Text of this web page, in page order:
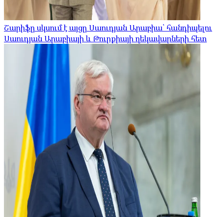
Շարիֆը սկսում է այցը Սաուդյան Արաբիա՝ հանդիպելու
Սաուդյան Արաբիայի և Թուրքիայի ղեկավարների հետ